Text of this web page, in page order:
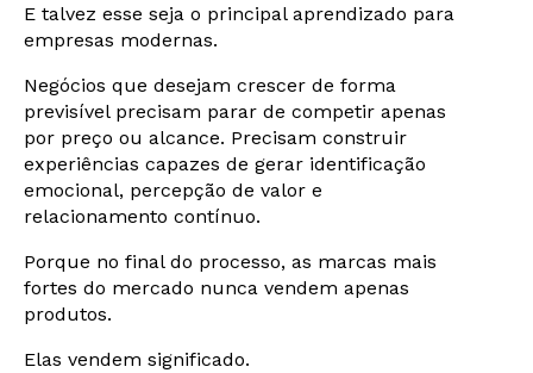
E talvez esse seja o principal aprendizado para
empresas modernas.
Negócios que desejam crescer de forma
previsível precisam parar de competir apenas
por preço ou alcance. Precisam construir
experiências capazes de gerar identificação
emocional, percepção de valor e
relacionamento contínuo.
Porque no final do processo, as marcas mais
fortes do mercado nunca vendem apenas
produtos.
Elas vendem significado.